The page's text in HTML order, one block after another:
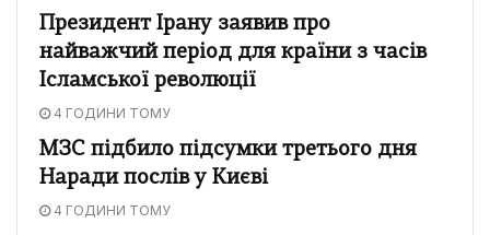
Президент Ірану заявив про
найважчий період для країни з часів
Ісламської революції
4 ГОДИНИ ТОМУ
МЗС підбило підсумки третього дня
Наради послів у Києві
4 ГОДИНИ ТОМУ